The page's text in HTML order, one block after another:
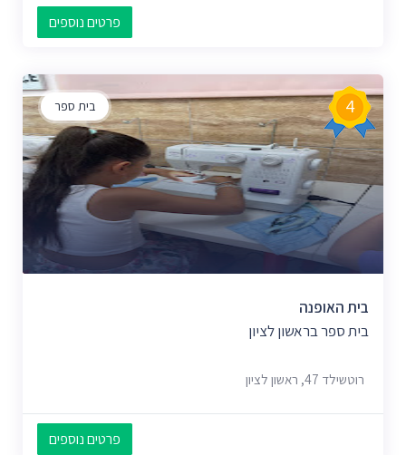
פרטים נוספים
בית ספר 4
בית האופנה
בית ספר בראשון לציון
רוטשילד 47, ראשון לציון
פרטים נוספים